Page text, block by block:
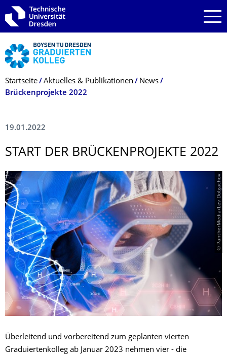
Zur Hauptnavigation springen
Zur Suche springen
Zum Inhalt springen
Breadcrumb-Menü
Startseite Aktuelles & Publikationen
News
Brückenprojekte 2022
19.01.2022
START DER BRÜCKENPROJEKTE 2022
© PantherMedia/Lev Dolgachov
Überleitend und vorbereitend zum geplanten vierten
Graduiertenkolleg ab Januar 2023 nehmen vier - die